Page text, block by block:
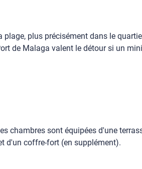
plage, plus précisément dans le
de Malaga valent le détour si un
chambres sont équipées d'une
d'un coffre-fort (en supplément).